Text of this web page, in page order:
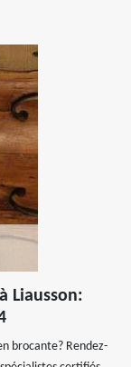
Liausson:
brocante? Rendez-